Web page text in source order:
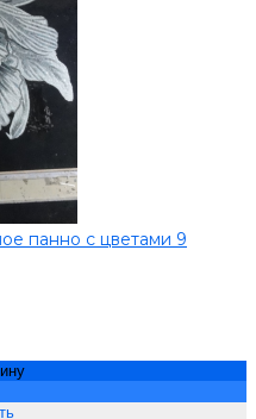
панно с цветами 9